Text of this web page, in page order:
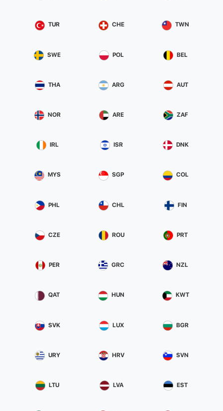
TUR CHE TWN
SWE POL BEL
THA ARG AUT
NOR ARE ZAF
IRL ISR DNK
MYS SGP COL
PHL CHL FIN
CZE ROU PRT
PER GRC NZL
QAT HUN KWT
SVK LUX BGR
URY HRV SVN
LTU LVA EST